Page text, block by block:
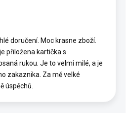
doručení. Moc krasne zboží.
přiložena kartička s
rukou. Je to velmi milé, a je
zakaznika. Za mě velké
úspěchů.